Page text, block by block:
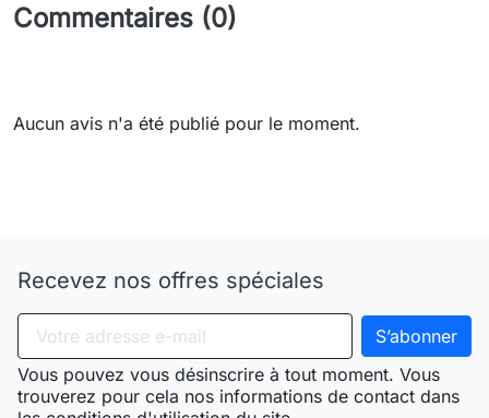
Commentaires (0)
Aucun avis n'a été publié pour le moment.
Recevez nos offres spéciales
Vous pouvez vous désinscrire à tout moment. Vous
trouverez pour cela nos informations de contact dans